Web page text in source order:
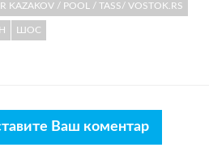
KAZAKOV / POOL / TASS/ VOSTOK.RS
ШОС
Ваш коментар